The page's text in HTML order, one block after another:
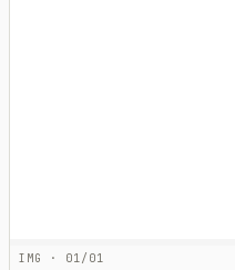
IMG · 01/01